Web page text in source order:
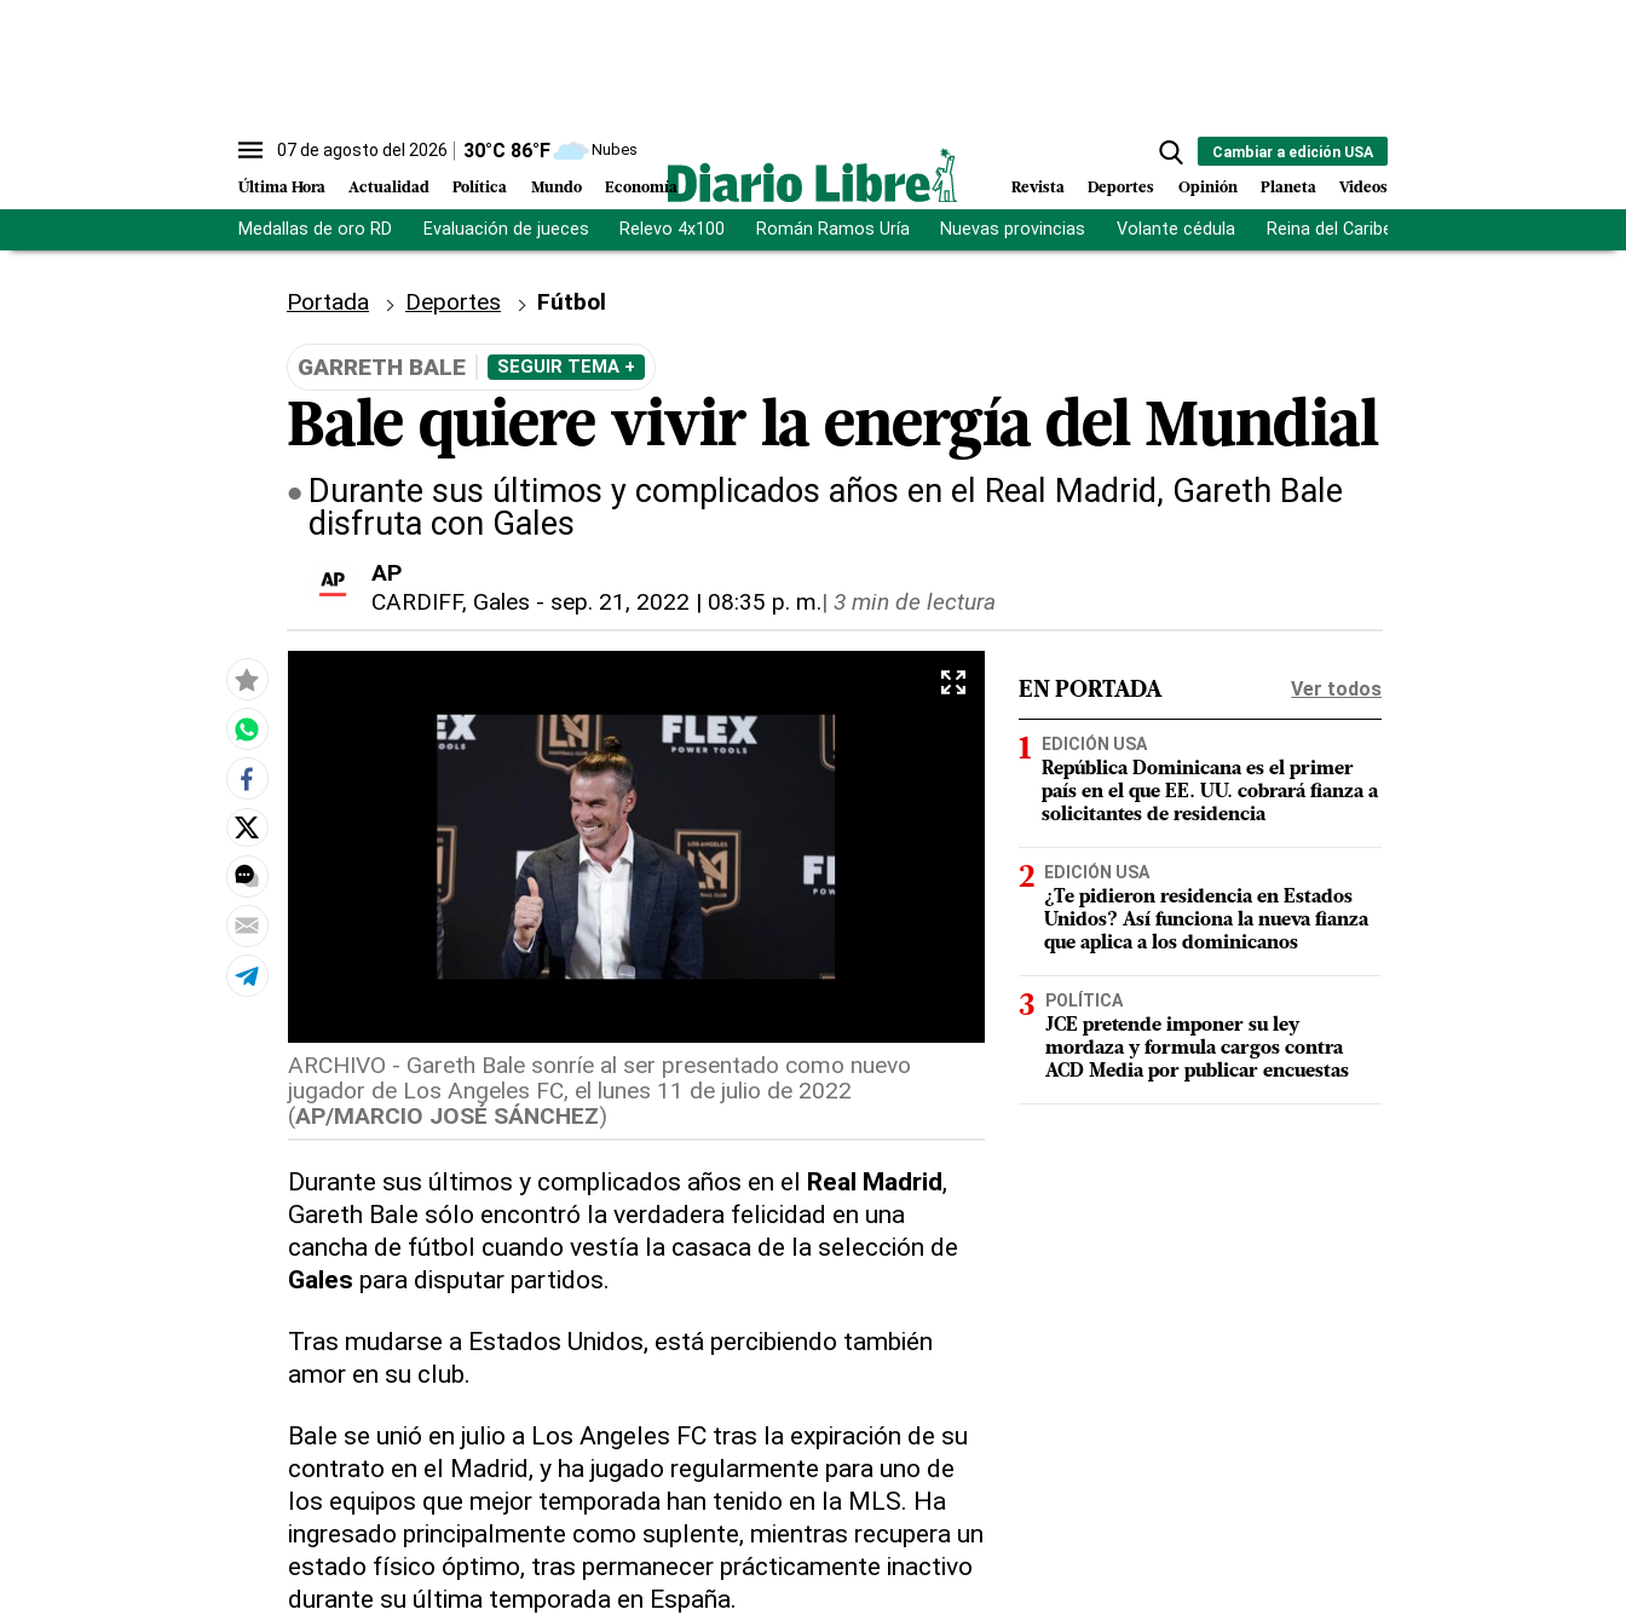
07 de agosto del 2026 30°C 86°F Nubes
Última Hora Actualidad Política Mundo Economía
Cambiar a edición USA
Revista Deportes Opinión Planeta Videos
Medallas de oro RD Evaluación de jueces Relevo 4x100 Román Ramos Uría Nuevas provincias Volante cédula Reina del Caribe
Portada Deportes Fútbol
GARRETH BALE SEGUIR TEMA +
Bale quiere vivir la energía del Mundial
Durante sus últimos y complicados años en el Real Madrid, Gareth Bale
disfruta con Gales
AP
CARDIFF, Gales - sep. 21, 2022 | 08:35 p. m.| 3 min de lectura
ARCHIVO - Gareth Bale sonríe al ser presentado como nuevo
jugador de Los Angeles FC, el lunes 11 de julio de 2022
(AP/MARCIO JOSÉ SÁNCHEZ)
Durante sus últimos y complicados años en el Real Madrid,
Gareth Bale sólo encontró la verdadera felicidad en una
cancha de fútbol cuando vestía la casaca de la selección de
Gales para disputar partidos.
Tras mudarse a Estados Unidos, está percibiendo también
amor en su club.
Bale se unió en julio a Los Angeles FC tras la expiración de su
contrato en el Madrid, y ha jugado regularmente para uno de
los equipos que mejor temporada han tenido en la MLS. Ha
ingresado principalmente como suplente, mientras recupera un
estado físico óptimo, tras permanecer prácticamente inactivo
durante su última temporada en España.
EN PORTADA Ver todos
EDICIÓN USA
República Dominicana es el primer
país en el que EE. UU. cobrará fianza a
solicitantes de residencia
EDICIÓN USA
¿Te pidieron residencia en Estados
Unidos? Así funciona la nueva fianza
que aplica a los dominicanos
POLÍTICA
JCE pretende imponer su ley
mordaza y formula cargos contra
ACD Media por publicar encuestas